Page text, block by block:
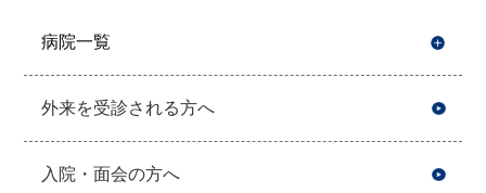
病院一覧
外来を受診される方へ
入院・面会の方へ